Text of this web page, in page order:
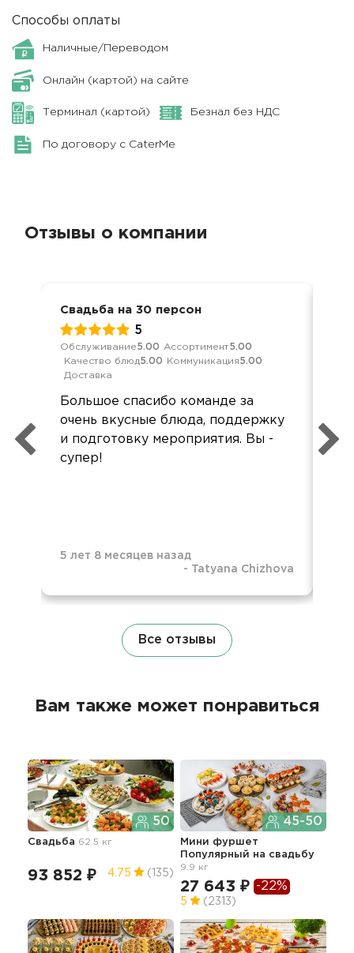
Способы оплаты
Наличные/Переводом
Онлайн (картой) на сайте
Терминал (картой) Безнал без НДС
По договору с CaterMe
Отзывы о компании
Свадьба на 30 персон
5
Обслуживание5.00 Ассортимент5.00
Качество блюд5.00 Коммуникация5.00
Доставка
Большое спасибо команде за
очень вкусные блюда, поддержку
и подготовку мероприятия. Вы -
супер!
5 лет 8 месяцев назад
- Tatyana Chizhova
Все отзывы
Вам также может понравиться
50
Свадьба 62.5 кг
93 852 ₽ 4.75 (135)
45-50
Мини фуршет
Популярный на свадьбу
9.9 кг
27 643 ₽ -22%
5 (2313)